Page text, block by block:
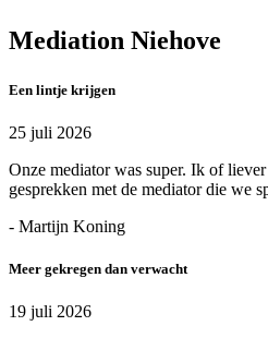
Mediation Niehove
Een lintje krijgen
25 juli 2026
Onze mediator was super. Ik of
gesprekken met de mediator die we
- Martijn Koning
Meer gekregen dan verwacht
19 juli 2026